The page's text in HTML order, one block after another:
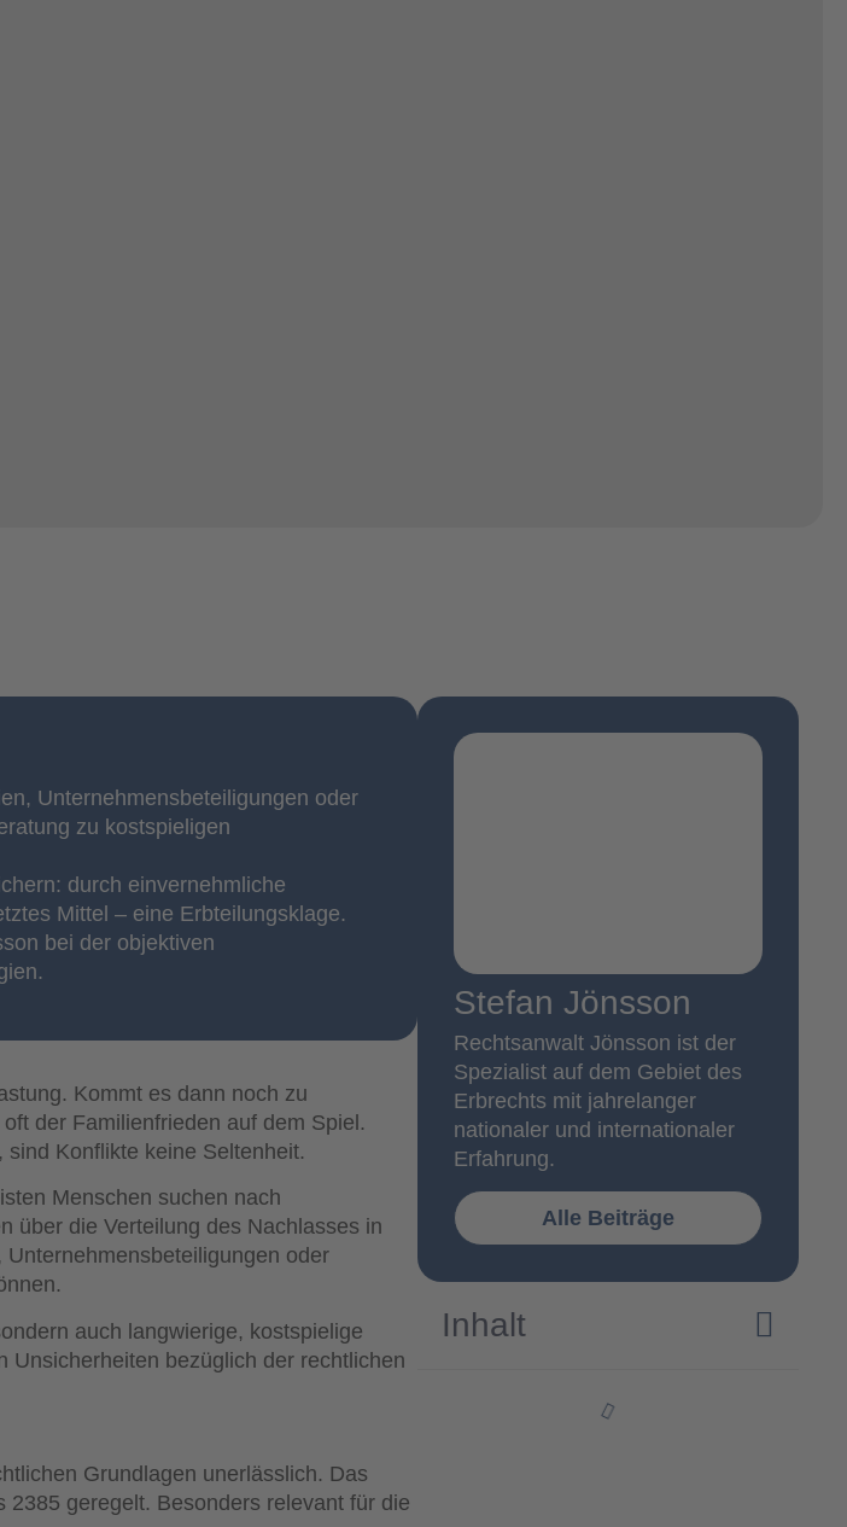
Unternehmensbeteiligungen oder
zu kostspieligen
durch einvernehmliche
Mittel – eine Erbteilungsklage.
bei der objektiven
Kommt es dann noch zu
der Familienfrieden auf dem Spiel.
Konflikte keine Seltenheit.
Menschen suchen nach
über die Verteilung des Nachlasses in
oder
auch langwierige, kostspielige
Unsicherheiten bezüglich der rechtlichen
Grundlagen unerlässlich. Das
geregelt. Besonders relevant für die
Stefan Jönsson
Rechtsanwalt Jönsson ist der
Spezialist auf dem Gebiet des
Erbrechts mit jahrelanger
nationaler und internationaler
Erfahrung.
Alle Beiträge
Inhalt